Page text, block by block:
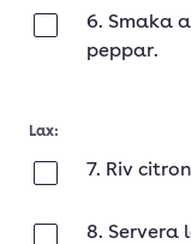
6. Smaka
peppar.
Lax:
7. Riv
8. Servera